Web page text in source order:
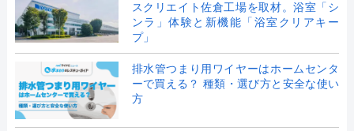
スクリエイト佐倉工場を取材。浴室「シ
ンラ」体験と新機能「浴室クリアキー
プ」
排水管つまり用ワイヤーはホームセンタ
ーで買える？ 種類・選び方と安全な使い
方